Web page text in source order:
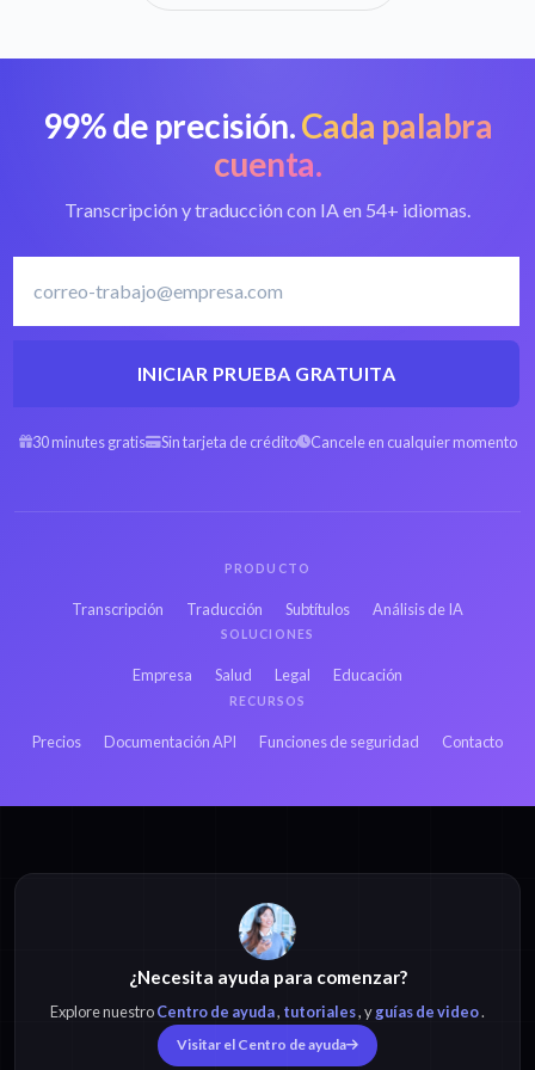
99% de precisión.Cada palabra
cuenta.
Transcripción y traducción con IA en 54+ idiomas.
INICIAR PRUEBA GRATUITA
30 minutes gratis Sin tarjeta de crédito Cancele en cualquier momento
PRODUCTO
Transcripción Traducción Subtítulos Análisis de IA
SOLUCIONES
Empresa Salud Legal Educación
RECURSOS
Precios Documentación API Funciones de seguridad Contacto
¿Necesita ayuda para comenzar?
Explore nuestroCentro de ayuda, tutoriales, yguías de video.
Visitar el Centro de ayuda